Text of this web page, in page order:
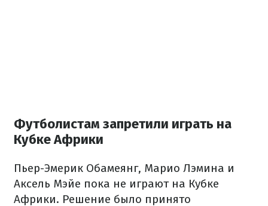
Футболистам запретили играть на
Кубке Африки
Пьер-Эмерик Обамеянг, Марио Лэмина и
Аксель Мэйе пока не играют на Кубке
Африки. Решение было принято